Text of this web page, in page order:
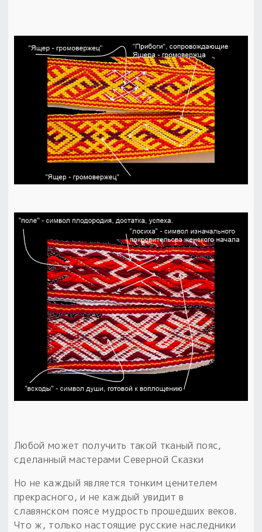
Любой может получить такой тканый пояс,
сделанный мастерами Северной Сказки
Но не каждый является тонким ценителем
прекрасного, и не каждый увидит в
славянском поясе мудрость прошедших веков.
Что ж, только настоящие русские наследники